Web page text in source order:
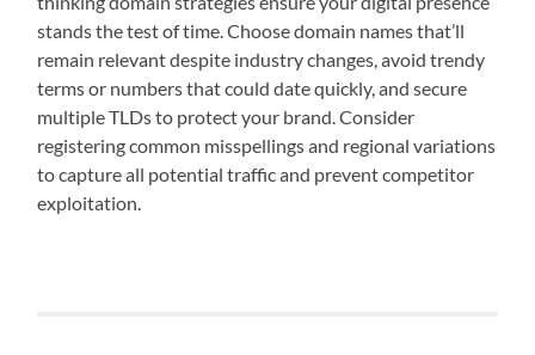
stands the test of time. Choose domain names that’ll
remain relevant despite industry changes, avoid trendy
terms or numbers that could date quickly, and secure
multiple TLDs to protect your brand. Consider
registering common misspellings and regional variations
to capture all potential traffic and prevent competitor
exploitation.